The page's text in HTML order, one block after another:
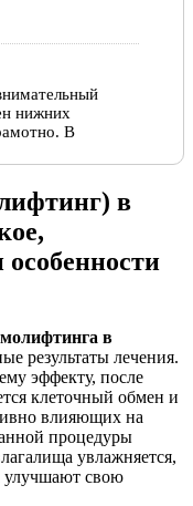
нижних
В
Николаевны,
прошу
Ольге
в
в
результаты лечения.
эффекту, после
клеточный обмен и
влияющих на
процедуры
увлажняется,
улучшают свою